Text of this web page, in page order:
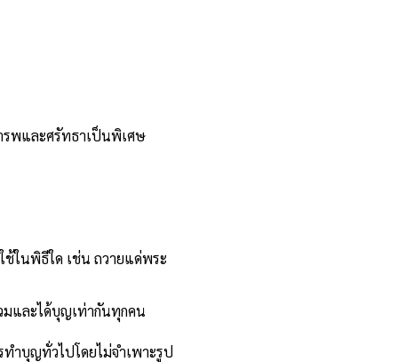
รพและศรัทธาเป็นพิเศษ
ช้ในพิธีใด เช่น ถวายแด่พระ
มและได้บุญเท่ากันทุกคน
ทำบุญทั่วไปโดยไม่จำเพาะรูป